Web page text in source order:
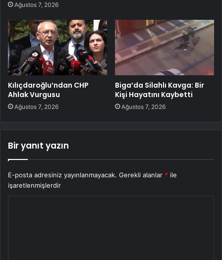
Ağustos 7, 2026
Kılıçdaroğlu’ndan CHP
Ahlak Vurgusu
Ağustos 7, 2026
Biga’da Silahlı Kavga: Bir
Kişi Hayatını Kaybetti
Ağustos 7, 2026
Bir yanıt yazın
E-posta adresiniz yayınlanmayacak. Gerekli alanlar * ile
işaretlenmişlerdir